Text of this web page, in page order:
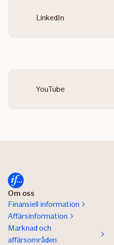
LinkedIn
YouTube
Om oss
Finansiell information
Affärsinformation
Marknad och
affärsområden